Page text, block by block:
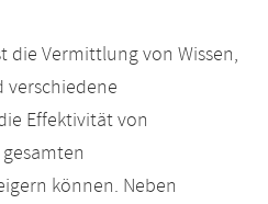
die Vermittlung von Wissen,
verschiedene
Effektivität von
können. Neben